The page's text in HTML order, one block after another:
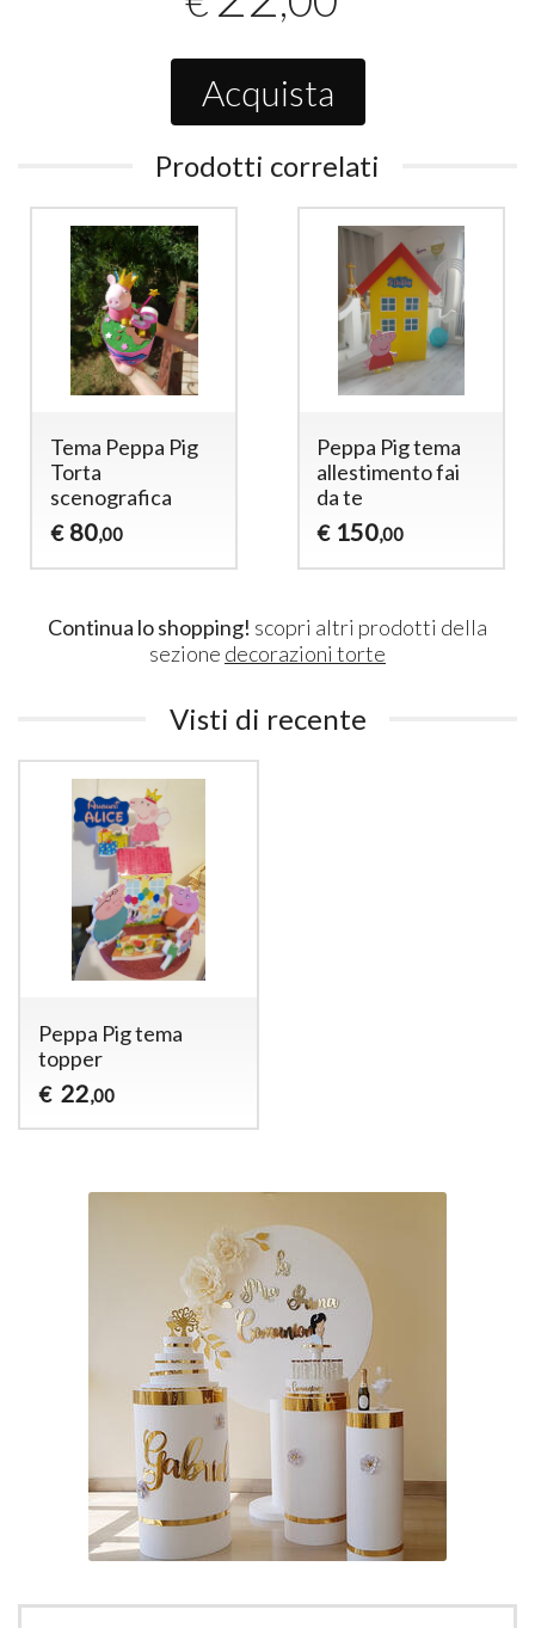
Acquista
Prodotti correlati
Tema Peppa Pig
Torta
scenografica
€ 80,00
Peppa Pig tema
allestimento fai
da te
€ 150,00
Continua lo shopping! scopri altri prodotti della
sezione decorazioni torte
Visti di recente
Peppa Pig tema
topper
€ 22,00